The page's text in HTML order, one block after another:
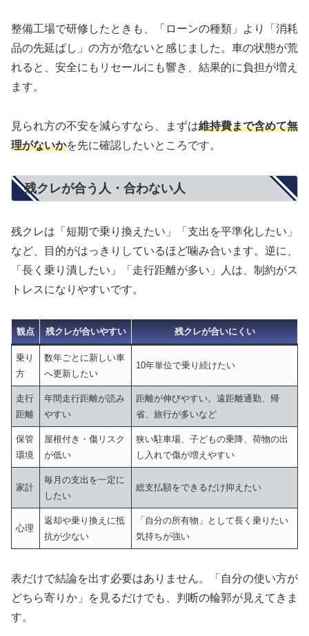
整備工場で研修したときも、「ローンの種類」より「消耗
品の先延ばし」の方が危ないと感じました。車の状態が荒
れると、安全にもリセールにも響き、結果的に負担が増え
ます。
見られ方の不安を減らすなら、まずは維持費まで含めて無
理がないかを先に確認したいところです。
残クレが合う人・合わない人
残クレは「短期で乗り換えたい」「支出を平準化したい」
など、目的がはっきりしているほど噛み合います。逆に、
「長く乗り潰したい」「走行距離が多い」人は、制約がス
トレスになりやすいです。
観点 残クレが合いやすい 残クレが合いにくい
乗り
方
数年ごとに新しい車
へ更新したい
10年単位で乗り続けたい
走行
距離
年間走行距離が読み
やすい
距離が伸びやすい。遠距離通勤、帰
省、旅行が多いなど
保管
環境
屋根付き・傷リスク
が低い
狭い駐車場、子どもの乗降、荷物の出
し入れで傷が増えやすい
家計
毎月の支出を一定に
したい
総支払額をできるだけ抑えたい
心理
返却や乗り換えに抵
抗が少ない
「自分の所有物」として長く乗りたい
気持ちが強い
表だけで結論を出す必要はありません。「自分の使い方が
どちら寄りか」を見るだけでも、判断の輪郭が見えてきま
す。